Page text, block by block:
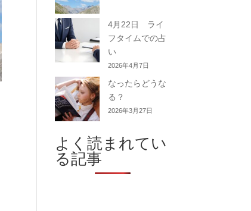
4月22日 ライ
フタイムでの占
い
2026年4月7日
なったらどうな
る？
2026年3月27日
よく読まれてい
る記事